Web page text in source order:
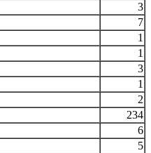
3
7
1
1
3
1
2
234
6
5